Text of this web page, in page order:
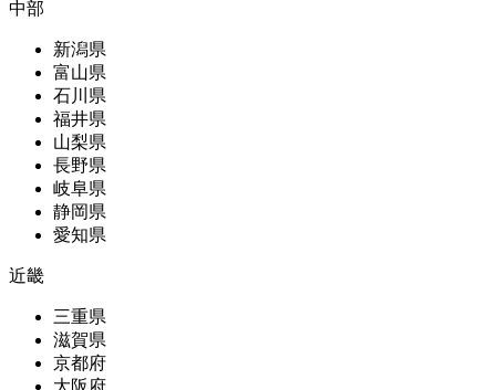
中部
新潟県
富山県
石川県
福井県
山梨県
長野県
岐阜県
静岡県
愛知県
近畿
三重県
滋賀県
京都府